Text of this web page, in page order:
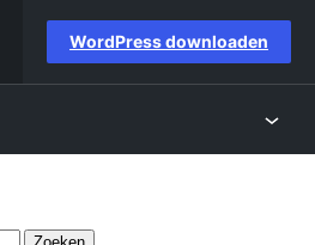
WordPress downloaden